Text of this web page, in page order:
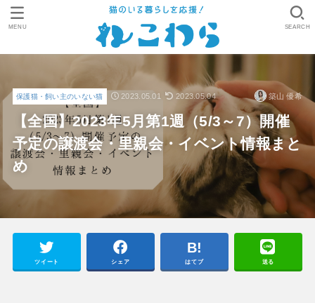
SEARCH
MENU
保護猫・飼い主のいない猫 2023.05.01 2023.05.04 築山 優希
【全国】2023年5月第1週（5/3～7）開催
予定の譲渡会・里親会・イベント情報まと
め
ツイート シェア はてブ 送る